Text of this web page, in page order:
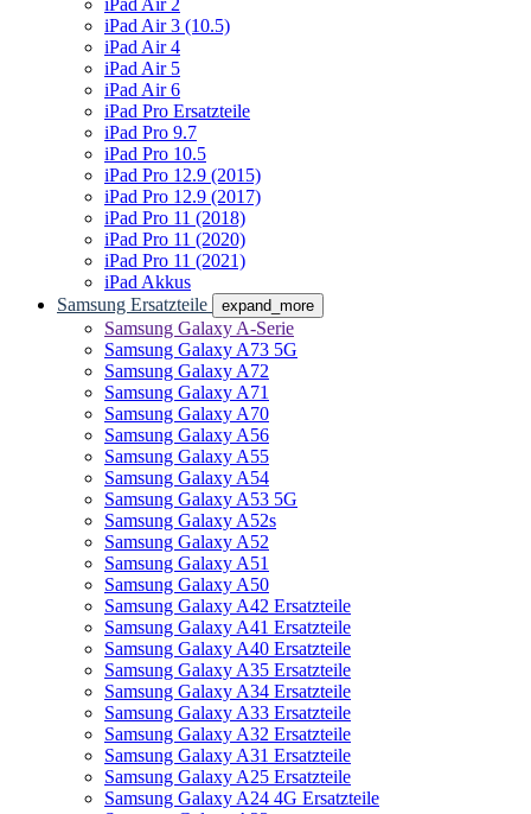
iPad Air 3 (10.5)
iPad Air 4
iPad Air 5
iPad Air 6
iPad Pro Ersatzteile
iPad Pro 9.7
iPad Pro 10.5
iPad Pro 12.9 (2015)
iPad Pro 12.9 (2017)
iPad Pro 11 (2018)
iPad Pro 11 (2020)
iPad Pro 11 (2021)
iPad Akkus
Samsung Ersatzteile
expand_more
Samsung Galaxy A-Serie
Samsung Galaxy A73 5G
Samsung Galaxy A72
Samsung Galaxy A71
Samsung Galaxy A70
Samsung Galaxy A56
Samsung Galaxy A55
Samsung Galaxy A54
Samsung Galaxy A53 5G
Samsung Galaxy A52s
Samsung Galaxy A52
Samsung Galaxy A51
Samsung Galaxy A50
Samsung Galaxy A42 Ersatzteile
Samsung Galaxy A41 Ersatzteile
Samsung Galaxy A40 Ersatzteile
Samsung Galaxy A35 Ersatzteile
Samsung Galaxy A34 Ersatzteile
Samsung Galaxy A33 Ersatzteile
Samsung Galaxy A32 Ersatzteile
Samsung Galaxy A31 Ersatzteile
Samsung Galaxy A25 Ersatzteile
Samsung Galaxy A24 4G Ersatzteile